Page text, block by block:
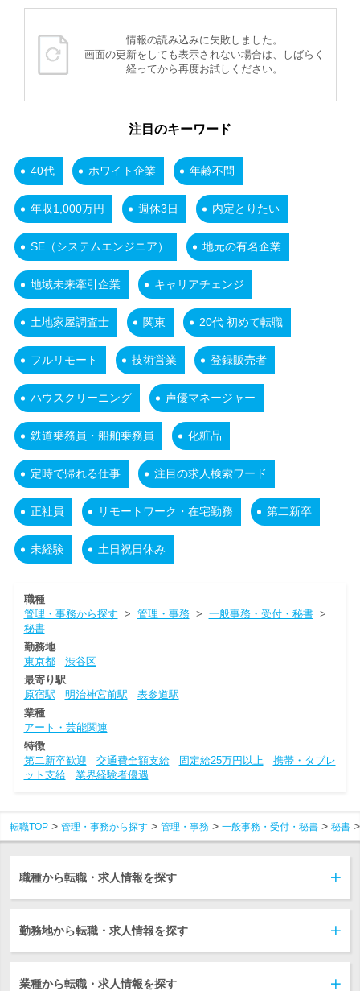
情報の読み込みに失敗しました。
画面の更新をしても表示されない場合は、しばらく
経ってから再度お試しください。
注目のキーワード
40代 ホワイト企業 年齢不問
年収1,000万円 週休3日 内定とりたい
SE（システムエンジニア） 地元の有名企業
地域未来牽引企業 キャリアチェンジ
土地家屋調査士 関東 20代 初めて転職
フルリモート 技術営業 登録販売者
ハウスクリーニング 声優マネージャー
鉄道乗務員・船舶乗務員 化粧品
定時で帰れる仕事 注目の求人検索ワード
正社員 リモートワーク・在宅勤務 第二新卒
未経験 土日祝日休み
職種
管理・事務から探す > 管理・事務> 一般事務・受付・秘書>
秘書
勤務地
東京都
渋谷区
最寄り駅
原宿駅
明治神宮前駅
表参道駅
業種
アート・芸能関連
特徴
第二新卒歓迎
交通費全額支給 固定給25万円以上
携帯・タブレ
ット支給
業界経験者優遇
転職TOP 管理・事務から探す 管理・事務 一般事務・受付・秘書 秘書
職種から転職・求人情報を探す
勤務地から転職・求人情報を探す
業種から転職・求人情報を探す